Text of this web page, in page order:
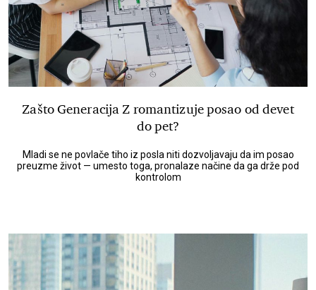
Zašto Generacija Z romantizuje posao od devet
do pet?
Mladi se ne povlače tiho iz posla niti dozvoljavaju da im posao
preuzme život — umesto toga, pronalaze načine da ga drže pod
kontrolom